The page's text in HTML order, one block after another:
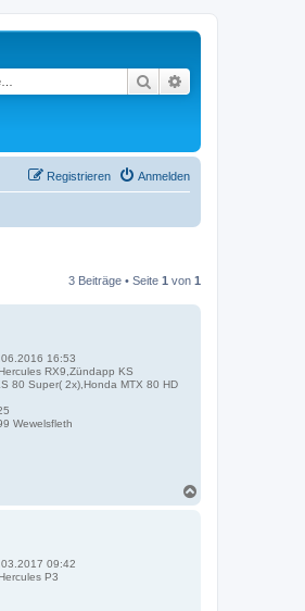
Suche
Anmelden
Registrieren
3 Beiträge • Seite 1 von 1
16:53
RX9,Zündapp KS
80 Super( 2x),Honda MTX 80 HD
Wewelsfleth
09:42
P3